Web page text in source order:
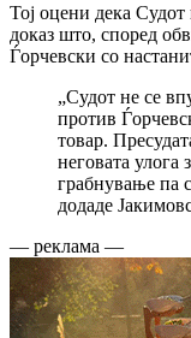
Тој оцени дека
доказ што, според
Ѓорчевски со
„Судот не се
против
товар.
неговата улога
грабнување па
додаде
— реклама —